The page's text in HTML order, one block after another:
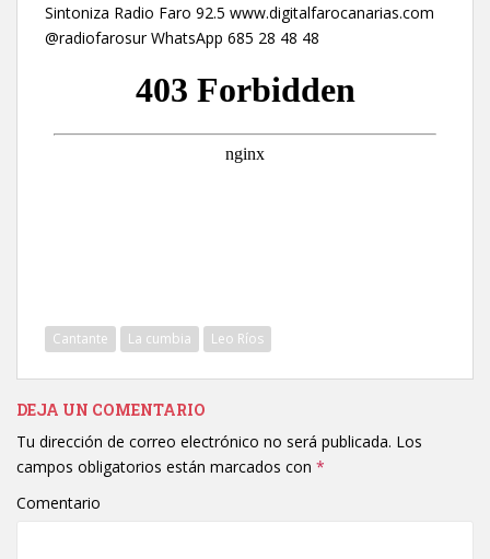
Sintoniza Radio Faro 92.5 www.digitalfarocanarias.com
@radiofarosur WhatsApp 685 28 48 48
Cantante La cumbia Leo Ríos
DEJA UN COMENTARIO
Tu dirección de correo electrónico no será publicada. Los
campos obligatorios están marcados con *
Comentario